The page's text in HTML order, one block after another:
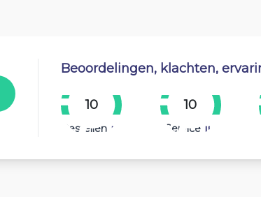
Beoordelingen, klachten,
10
Bestellen 10
10
Service 10